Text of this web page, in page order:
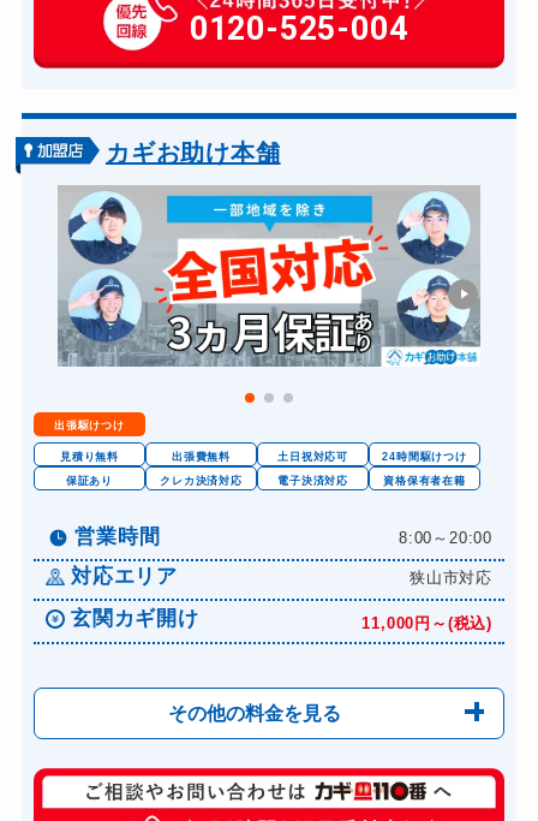
玄関カギ作成 別途お見積り
玄関カギ交換 14,300円～(税込)
バイクカギ開け
バイクカギ作成 16,500円～(税込)
スーツケースカギ開け 8,8000円～(税込)
スーツケースカギ作成 8,8000円～(税込)
金庫カギ開け 14,300円～(税込)
金庫カギ修理 11,000円～(税込)
ロッカーカギ開け 8,800円～(税込)
ドアノブカギ開け 10,780円～(税込)
ドアノブカギ作成 8,800円～(税込)
ドアノブカギ交換 11,000円～(税込)
0120-525-004
カギお助け本舗
出張駆けつけ
見積り無料 出張費無料 土日祝対応可
24時間駆けつけ
保証あり
クレカ決済対応 電子決済対応 資格保有者在籍
営業時間 8:00～20:00
対応エリア 狭山市対応
玄関カギ開け 11,000円～(税込)
その他の料金を見る
玄関カギ修理 6,600円～(税込)